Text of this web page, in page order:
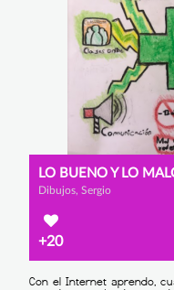
LO BUENO Y LO
Dibujos, Sergio
+20